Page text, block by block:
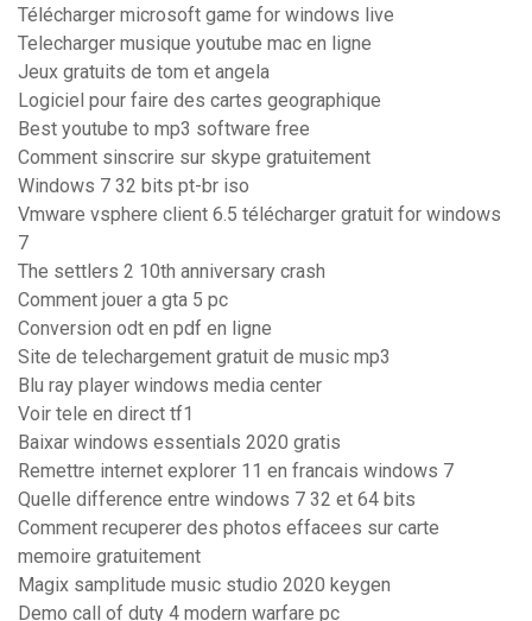
Télécharger microsoft game for windows live
Telecharger musique youtube mac en ligne
Jeux gratuits de tom et angela
Logiciel pour faire des cartes geographique
Best youtube to mp3 software free
Comment sinscrire sur skype gratuitement
Windows 7 32 bits pt-br iso
Vmware vsphere client 6.5 télécharger gratuit for windows
7
The settlers 2 10th anniversary crash
Comment jouer a gta 5 pc
Conversion odt en pdf en ligne
Site de telechargement gratuit de music mp3
Blu ray player windows media center
Voir tele en direct tf1
Baixar windows essentials 2020 gratis
Remettre internet explorer 11 en francais windows 7
Quelle difference entre windows 7 32 et 64 bits
Comment recuperer des photos effacees sur carte
memoire gratuitement
Magix samplitude music studio 2020 keygen
Demo call of duty 4 modern warfare pc